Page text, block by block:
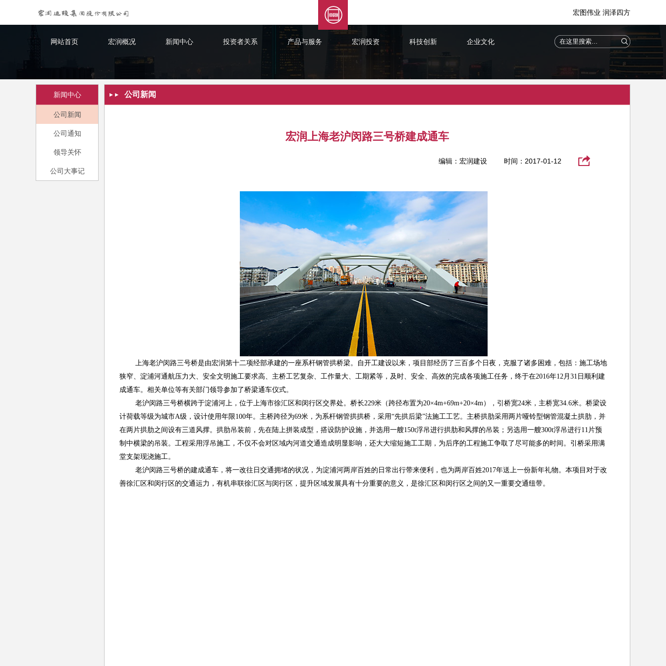
宏图伟业 润泽四方
网站首页 宏润概况 新闻中心 投资者关系 产品与服务 宏润投资 科技创新 企业文化
新闻中心
公司新闻
公司通知
领导关怀
公司大事记
公司新闻
宏润上海老沪闵路三号桥建成通车
编辑：宏润建设 时间：2017-01-12
上海老沪闵路三号桥是由宏润第十二项经部承建的一座系杆钢管拱桥梁。自开工建设以来，项目部经历了三百多个日夜，克服了诸多困难，包括：施工场地
狭窄、淀浦河通航压力大、安全文明施工要求高、主桥工艺复杂、工作量大、工期紧等，及时、安全、高效的完成各项施工任务，终于在2016年12月31日顺利建
成通车。相关单位等有关部门领导参加了桥梁通车仪式。
老沪闵路三号桥横跨于淀浦河上，位于上海市徐汇区和闵行区交界处。桥长229米（跨径布置为20×4m+69m+20×4m），引桥宽24米，主桥宽34.6米。桥梁设
计荷载等级为城市A级，设计使用年限100年。主桥跨径为69米，为系杆钢管拱拱桥，采用“先拱后梁”法施工工艺。主桥拱肋采用两片哑铃型钢管混凝土拱肋，并
在两片拱肋之间设有三道风撑。拱肋吊装前，先在陆上拼装成型，搭设防护设施，并选用一艘150t浮吊进行拱肋和风撑的吊装；另选用一艘300t浮吊进行11片预
制中横梁的吊装。工程采用浮吊施工，不仅不会对区域内河道交通造成明显影响，还大大缩短施工工期，为后序的工程施工争取了尽可能多的时间。引桥采用满
堂支架现浇施工。
老沪闵路三号桥的建成通车，将一改往日交通拥堵的状况，为淀浦河两岸百姓的日常出行带来便利，也为两岸百姓2017年送上一份新年礼物。本项目对于改
善徐汇区和闵行区的交通运力，有机串联徐汇区与闵行区，提升区域发展具有十分重要的意义，是徐汇区和闵行区之间的又一重要交通纽带。